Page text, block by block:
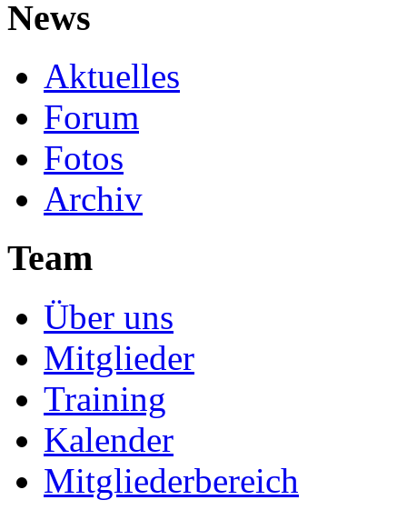
News
Aktuelles
Forum
Fotos
Archiv
Team
Über uns
Mitglieder
Training
Kalender
Mitgliederbereich